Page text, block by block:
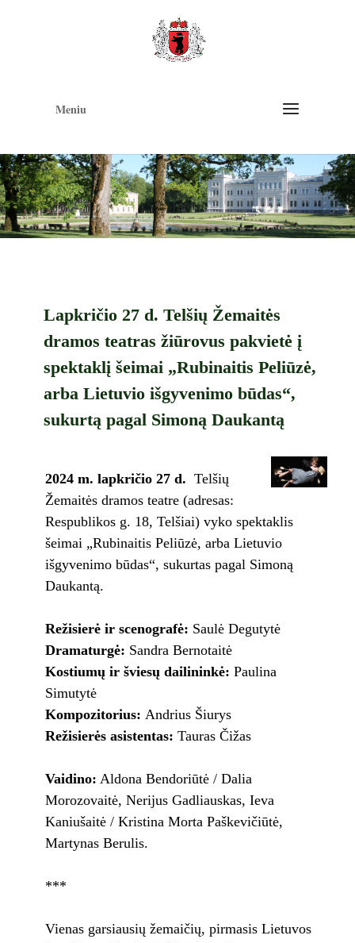
Meniu
Lapkričio 27 d. Telšių Žemaitės
dramos teatras žiūrovus pakvietė į
spektaklį šeimai „Rubinaitis Peliūzė,
arba Lietuvio išgyvenimo būdas“,
sukurtą pagal Simoną Daukantą
2024 m. lapkričio 27 d. Telšių
Žemaitės dramos teatre (adresas:
Respublikos g. 18, Telšiai)vyko spektaklis
šeimai „Rubinaitis Peliūzė, arba Lietuvio
išgyvenimo būdas“, sukurtas pagal Simoną
Daukantą.
Režisierė ir scenografė: Saulė Degutytė
Dramaturgė: Sandra Bernotaitė
Kostiumų ir šviesų dailininkė: Paulina
Simutytė
Kompozitorius: Andrius Šiurys
Režisierės asistentas: Tauras Čižas
Vaidino: Aldona Bendoriūtė / Dalia
Morozovaitė, Nerijus Gadliauskas, Ieva
Kaniušaitė / Kristina Morta Paškevičiūtė,
Martynas Berulis.
***
Vienas garsiausių žemaičių, pirmasis Lietuvos